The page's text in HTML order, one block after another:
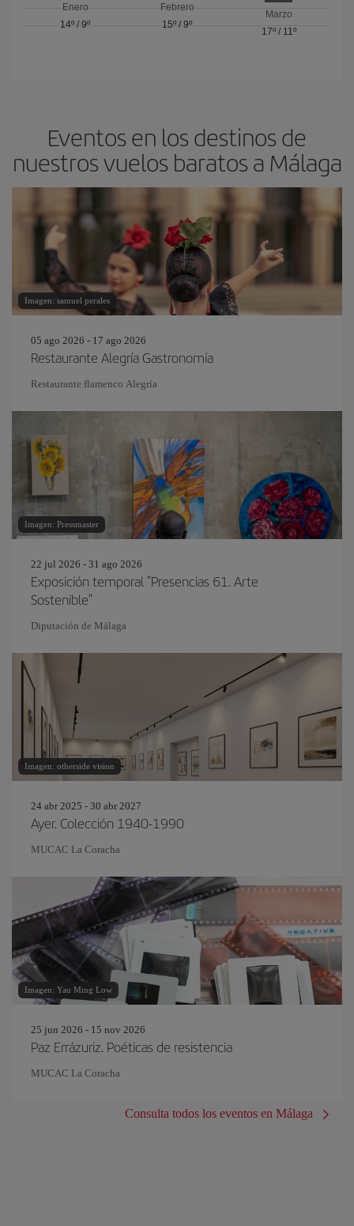
Enero
14º /9º
Febrero
15º / 9º
Marzo
17º/ 11º
Eventos en los destinos de
nuestros vuelos baratos a Málaga
Imagen: samuel perales
05 ago 2026 - 17 ago 2026
Restaurante Alegría Gastronomía
Restaurante flamenco Alegría
Imagen: Pressmaster
22 jul 2026 - 31 ago 2026
Exposición temporal "Presencias 61. Arte
Sostenible"
Diputación de Málaga
Imagen: otherside vision
24 abr 2025 - 30 abr 2027
Ayer. Colección 1940-1990
MUCAC La Coracha
Imagen: Yau Ming Low
25 jun 2026 - 15 nov 2026
Paz Errázuriz. Poéticas de resistencia
MUCAC La Coracha
Consulta todos los eventos en Málaga